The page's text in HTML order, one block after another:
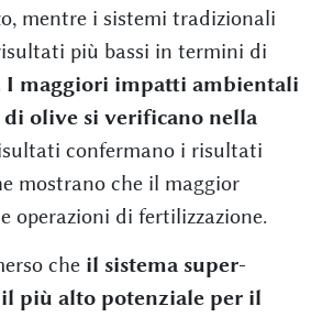
mentre i sistemi tradizionali
più bassi in termini di
I maggiori impatti ambientali
olive si verificano nella
confermano i risultati
mostrano che il maggior
operazioni di fertilizzazione.
che il sistema super-
più alto potenziale per il